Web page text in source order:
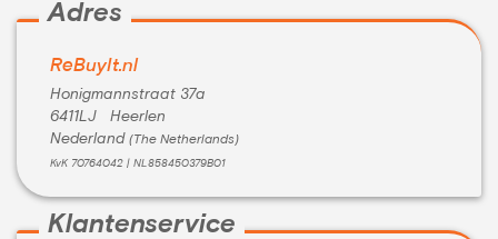
Adres
ReBuyIt.nl
Honigmannstraat 37a
6411LJ Heerlen
Nederland (The Netherlands)
KvK 70764042 | NL858450379B01
Klantenservice